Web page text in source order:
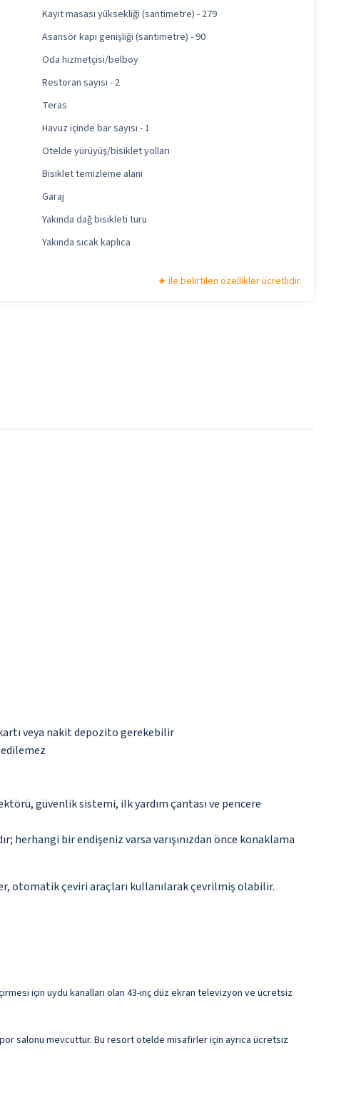
Kayıt masası yüksekliği (santimetre) - 279
Asansör kapı genişliği (santimetre) - 90
Oda hizmetçisi/belboy
Restoran sayısı - 2
Teras
Havuz içinde bar sayısı - 1
Otelde yürüyüş/bisiklet yolları
Bisiklet temizleme alanı
Garaj
Yakında dağ bisikleti turu
Yakında sıcak kaplıca
ile belirtilen özellikler ücretlidir.
veya nakit depozito gerekebilir
güvenlik sistemi, ilk yardım çantası ve pencere
bir endişeniz varsa varışınızdan önce konaklama
otomatik çeviri araçları kullanılarak çevrilmiş olabilir.
için uydu kanalları olan 43-inç düz ekran televizyon ve ücretsiz
salonu mevcuttur. Bu resort otelde misafirler için ayrıca ücretsiz